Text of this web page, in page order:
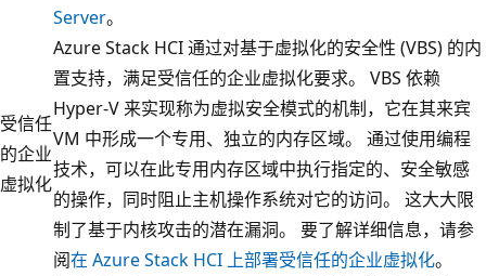
Server。
受信任
的企业
虚拟化
Azure Stack HCI 通过对基于虚拟化的安全性 (VBS) 的内
置支持，满足受信任的企业虚拟化要求。 VBS 依赖
Hyper-V 来实现称为虚拟安全模式的机制，它在其来宾
VM 中形成一个专用、独立的内存区域。 通过使用编程
技术，可以在此专用内存区域中执行指定的、安全敏感
的操作，同时阻止主机操作系统对它的访问。 这大大限
制了基于内核攻击的潜在漏洞。 要了解详细信息，请参
阅在 Azure Stack HCI 上部署受信任的企业虚拟化。